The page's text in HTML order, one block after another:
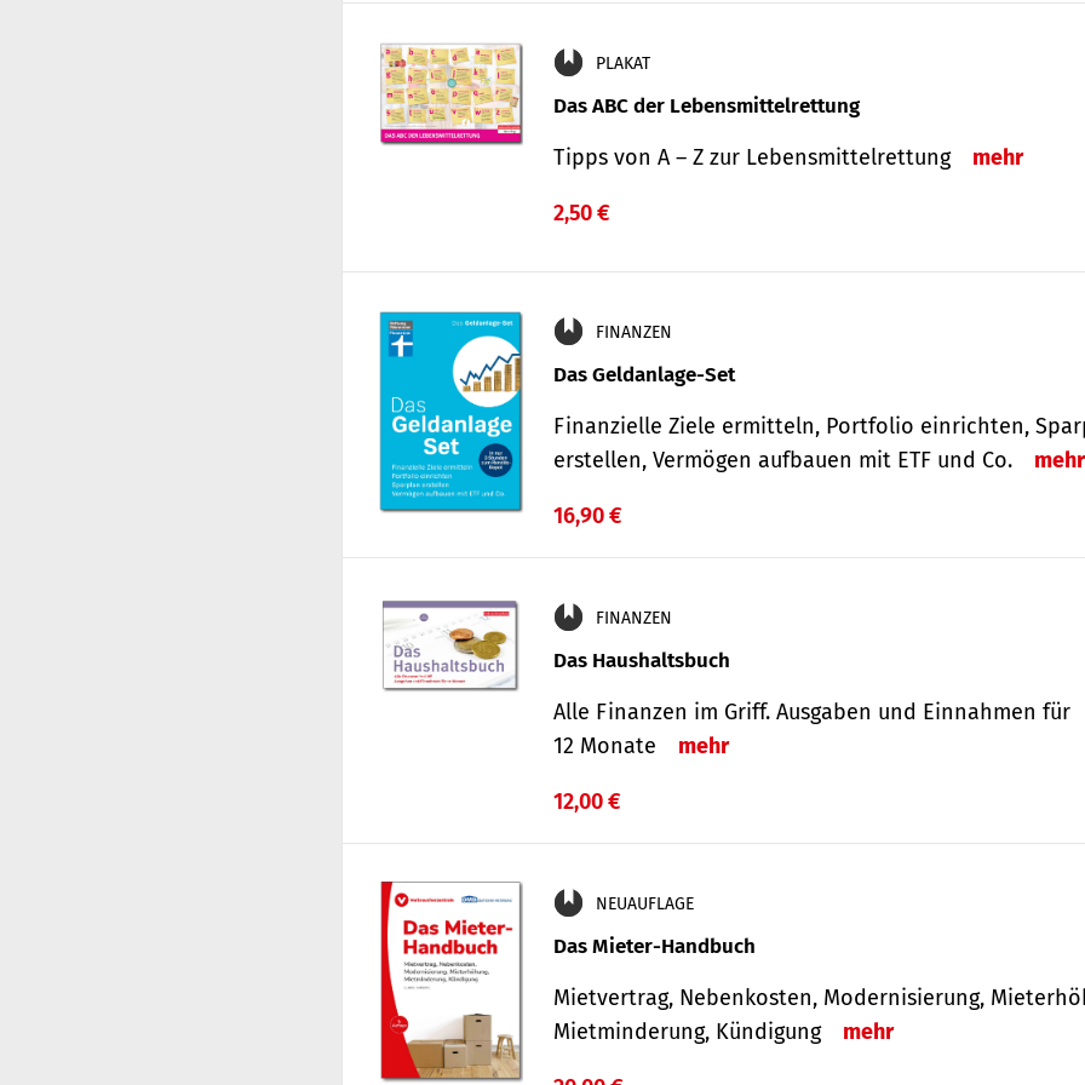
PLAKAT
Das ABC der Lebensmittelrettung
Tipps von A – Z zur Lebensmittelrettung mehr
2,50 €
FINANZEN
Das Geldanlage-Set
Finanzielle Ziele ermitteln, Portfolio einrichten,
erstellen, Vermögen aufbauen mit ETF und Co.
mehr
16,90 €
FINANZEN
Das Haushaltsbuch
Alle Finanzen im Griff. Aus­gaben und Ein­nahmen für
12 Monate
mehr
12,00 €
NEUAUFLAGE
Das Mieter-Handbuch
Mietvertrag, Nebenkosten, Modernisierung,
Mietminderung, Kündigung
mehr